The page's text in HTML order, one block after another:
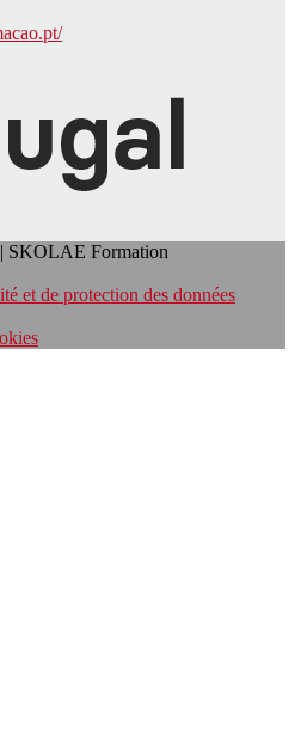
SKOLAE Formation
et de protection des données